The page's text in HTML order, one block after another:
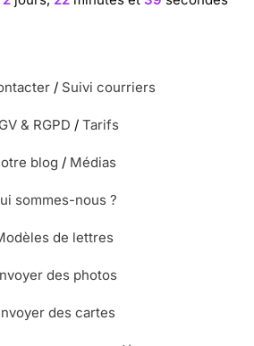
/ Suivi courriers
& RGPD / Tarifs
blog / Médias
sommes-nous ?
de lettres
des photos
des cartes